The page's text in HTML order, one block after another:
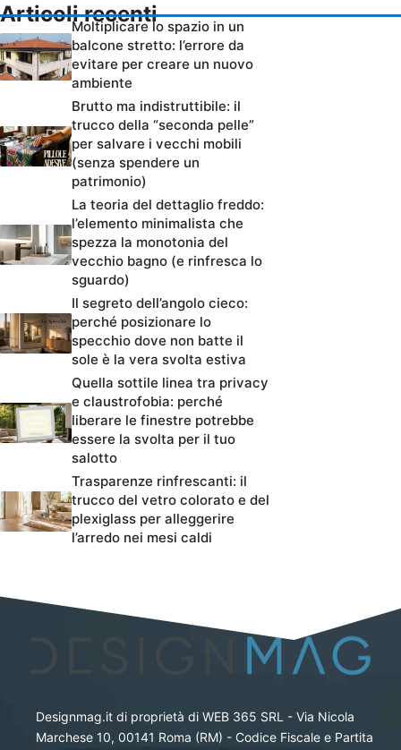
Articoli recenti
Moltiplicare lo spazio in un
balcone stretto: l’errore da
evitare per creare un nuovo
ambiente
Brutto ma indistruttibile: il
trucco della “seconda pelle”
per salvare i vecchi mobili
(senza spendere un
patrimonio)
La teoria del dettaglio freddo:
l’elemento minimalista che
spezza la monotonia del
vecchio bagno (e rinfresca lo
sguardo)
Il segreto dell’angolo cieco:
perché posizionare lo
specchio dove non batte il
sole è la vera svolta estiva
Quella sottile linea tra privacy
e claustrofobia: perché
liberare le finestre potrebbe
essere la svolta per il tuo
salotto
Trasparenze rinfrescanti: il
trucco del vetro colorato e del
plexiglass per alleggerire
l’arredo nei mesi caldi
Designmag.it di proprietà di WEB 365 SRL - Via Nicola
Marchese 10, 00141 Roma (RM) - Codice Fiscale e Partita